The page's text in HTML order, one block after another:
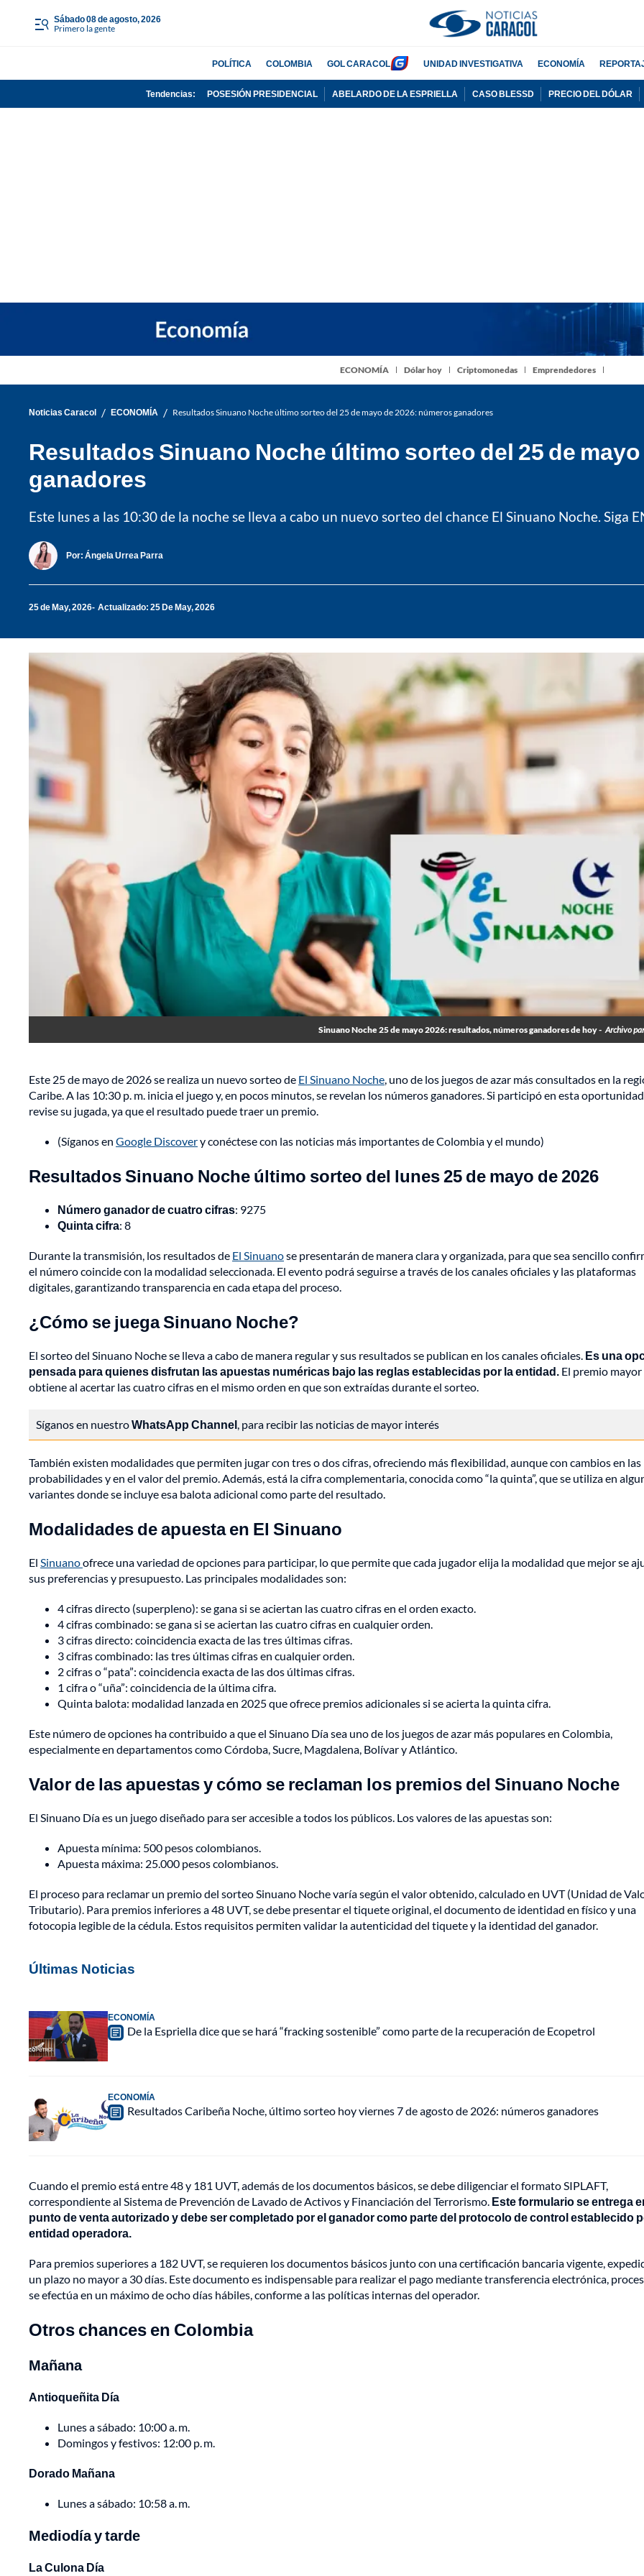
sábado 08 de agosto, 2026
Primero la gente
POLÍTICA COLOMBIA GOL CARACOL UNIDAD INVESTIGATIVA ECONOMÍA
Tendencias: POSESIÓN PRESIDENCIAL ABELARDO DE LA ESPRIELLA CASO BLESSD PRECIO DEL DÓLAR
ECONOMÍA Dólar hoy Criptomonedas Emprendedores
Noticias Caracol / ECONOMÍA / Resultados Sinuano Noche último sorteo del 25 de mayo de 2026: números ganadores
Resultados Sinuano Noche último sorteo del 25 de
ganadores
Este lunes a las 10:30 de la noche se lleva a cabo un nuevo sorteo del chance El Sinuano Noche. Siga
Por: Ángela Urrea Parra
25 de May, 2026 Actualizado: 25 De May, 2026
Sinuano Noche 25 de mayo 2026: resultados, números ganadores de hoy - Archivo
Este 25 de mayo de 2026 se realiza un nuevo sorteo de El Sinuano Noche, uno de los juegos de azar más consultados en la
Caribe. A las 10:30 p. m. inicia el juego y, en pocos minutos, se revelan los números ganadores. Si participó en esta
revise su jugada, ya que el resultado puede traer un premio.
(Síganos en Google Discovery conéctese con las noticias más importantes de Colombia y el mundo)
Resultados Sinuano Noche último sorteo del lunes 25 de mayo de 2026
Número ganador de cuatro cifras: 9275
Quinta cifra: 8
Durante la transmisión, los resultados de El Sinuanose presentarán de manera clara y organizada, para que sea sencillo
el número coincide con la modalidad seleccionada. El evento podrá seguirse a través de los canales oficiales y las plataformas
digitales, garantizando transparencia en cada etapa del proceso.
¿Cómo se juega Sinuano Noche?
El sorteo del Sinuano Noche se lleva a cabo de manera regular y sus resultados se publican en los canales oficiales. Es una
pensada para quienes disfrutan las apuestas numéricas bajo las reglas establecidas por la entidad. El premio mayor
obtiene al acertar las cuatro cifras en el mismo orden en que son extraídas durante el sorteo.
Síganos en nuestroWhatsApp Channel, para recibir las noticias de mayor interés
También existen modalidades que permiten jugar con tres o dos cifras, ofreciendo más flexibilidad, aunque con cambios en las
probabilidades y en el valor del premio. Además, está la cifra complementaria, conocida como “la quinta”, que se utiliza en
variantes donde se incluye esa balota adicional como parte del resultado.
Modalidades de apuesta en El Sinuano
El Sinuanoofrece una variedad de opciones para participar, lo que permite que cada jugador elija la modalidad que mejor se
sus preferencias y presupuesto. Las principales modalidades son:
4 cifras directo (superpleno): se gana si se aciertan las cuatro cifras en el orden exacto.
4 cifras combinado: se gana si se aciertan las cuatro cifras en cualquier orden.
3 cifras directo: coincidencia exacta de las tres últimas cifras.
3 cifras combinado: las tres últimas cifras en cualquier orden.
2 cifras o “pata”: coincidencia exacta de las dos últimas cifras.
1 cifra o “uña”: coincidencia de la última cifra.
Quinta balota: modalidad lanzada en 2025 que ofrece premios adicionales si se acierta la quinta cifra.
Este número de opciones ha contribuido a que el Sinuano Día sea uno de los juegos de azar más populares en Colombia,
especialmente en departamentos como Córdoba, Sucre, Magdalena, Bolívar y Atlántico.
Valor de las apuestas y cómo se reclaman los premios del Sinuano Noche
El Sinuano Día es un juego diseñado para ser accesible a todos los públicos. Los valores de las apuestas son:
Apuesta mínima: 500 pesos colombianos.
Apuesta máxima: 25.000 pesos colombianos.
El proceso para reclamar un premio del sorteo Sinuano Noche varía según el valor obtenido, calculado en UVT (Unidad de
Tributario). Para premios inferiores a 48 UVT, se debe presentar el tiquete original, el documento de identidad en físico y una
fotocopia legible de la cédula. Estos requisitos permiten validar la autenticidad del tiquete y la identidad del ganador.
Últimas Noticias
ECONOMÍA
De la Espriella dice que se hará “fracking sostenible” como parte de la recuperación de Ecopetrol
ECONOMÍA
Resultados Caribeña Noche, último sorteo hoy viernes 7 de agosto de 2026: números ganadores
Cuando el premio está entre 48 y 181 UVT, además de los documentos básicos, se debe diligenciar el formato SIPLAFT,
correspondiente al Sistema de Prevención de Lavado de Activos y Financiación del Terrorismo. Este formulario se entrega
punto de venta autorizado y debe ser completado por el ganador como parte del protocolo de control establecido
entidad operadora.
Para premios superiores a 182 UVT, se requieren los documentos básicos junto con una certificación bancaria vigente,
un plazo no mayor a 30 días. Este documento es indispensable para realizar el pago mediante transferencia electrónica,
se efectúa en un máximo de ocho días hábiles, conforme a las políticas internas del operador.
Otros chances en Colombia
Mañana
Antioqueñita Día
Lunes a sábado: 10:00 a. m.
Domingos y festivos: 12:00 p. m.
Dorado Mañana
Lunes a sábado: 10:58 a. m.
Mediodía y tarde
La Culona Día